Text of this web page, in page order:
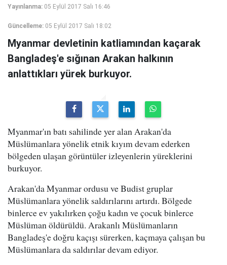
Yayınlanma: 05 Eylül 2017 Salı 16:46
Güncelleme: 05 Eylül 2017 Salı 18:02
Myanmar devletinin katliamından kaçarak
Bangladeş'e sığınan Arakan halkının
anlattıkları yürek burkuyor.
Myanmar'ın batı sahilinde yer alan Arakan'da
Müslümanlara yönelik etnik kıyım devam ederken
bölgeden ulaşan görüntüler izleyenlerin yüreklerini
burkuyor.
Arakan'da Myanmar ordusu ve Budist gruplar
Müslümanlara yönelik saldırılarını artırdı. Bölgede
binlerce ev yakılırken çoğu kadın ve çocuk binlerce
Müslüman öldürüldü. Arakanlı Müslümanların
Bangladeş'e doğru kaçışı sürerken, kaçmaya çalışan bu
Müslümanlara da saldırılar devam ediyor.